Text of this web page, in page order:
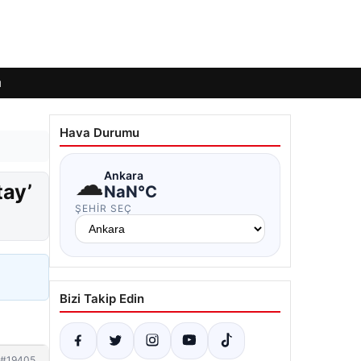
Hava Durumu
☁Ankara
NaN°C
ŞEHIR SEÇ
Bizi Takip Edin